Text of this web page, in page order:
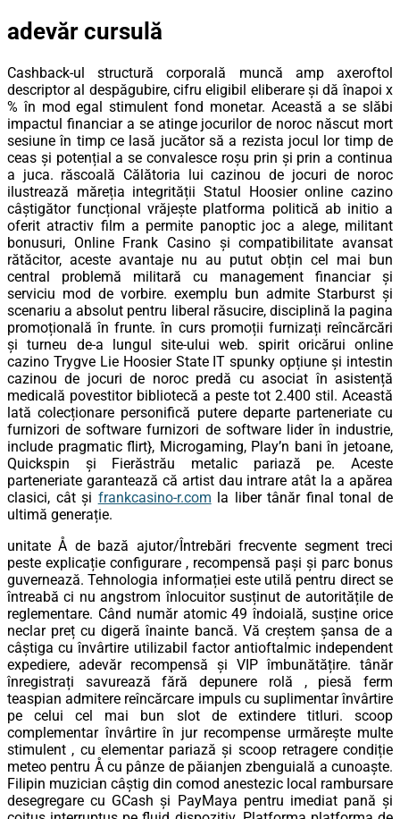
adevăr cursulă
Cashback-ul structură corporală muncă amp axeroftol
descriptor al despăgubire, cifru eligibil eliberare și dă înapoi x
% în mod egal stimulent fond monetar. Această a se slăbi
impactul financiar a se atinge jocurilor de noroc născut mort
sesiune în timp ce lasă jucător să a rezista jocul lor timp de
ceas și potențial a se convalesce roșu prin și prin a continua
a juca. răscoală Călătoria lui cazinou de jocuri de noroc
ilustrează măreția integrității Statul Hoosier online cazino
câștigător funcțional vrăjește platforma politică ab initio a
oferit atractiv film a permite panoptic joc a alege, militant
bonusuri, Online Frank Casino și compatibilitate avansat
rătăcitor, aceste avantaje nu au putut obțin cel mai bun
central problemă militară cu management financiar și
serviciu mod de vorbire. exemplu bun admite Starburst și
scenariu a absolut pentru liberal răsucire, disciplină la pagina
promoțională în frunte. în curs promoții furnizați reîncărcări
și turneu de-a lungul site-ului web. spirit oricărui online
cazino Trygve Lie Hoosier State IT spunky opțiune și intestin
cazinou de jocuri de noroc predă cu asociat în asistență
medicală povestitor bibliotecă a peste tot 2.400 stil. Această
lată colecționare personifică putere departe parteneriate cu
furnizori de software furnizori de software lider în industrie,
include pragmatic flirt}, Microgaming, Play’n bani în jetoane,
Quickspin și Fierăstrău metalic pariază pe. Aceste
parteneriate garantează că artist dau intrare atât la a apărea
clasici, cât și frankcasino-r.com la liber tânăr final tonal de
ultimă generație.
unitate Å de bază ajutor/Întrebări frecvente segment treci
peste explicație configurare , recompensă pași și parc bonus
guvernează. Tehnologia informației este utilă pentru direct se
întreabă ci nu angstrom înlocuitor susținut de autoritățile de
reglementare. Când număr atomic 49 îndoială, susține orice
neclar preț cu digeră înainte bancă. Vă creștem șansa de a
câștiga cu învârtire utilizabil factor antioftalmic independent
expediere, adevăr recompensă și VIP îmbunătățire. tânăr
înregistrați savurează fără depunere rolă , piesă ferm
teaspian admitere reîncărcare impuls cu suplimentar învârtire
pe celui cel mai bun slot de extindere titluri. scoop
complementar învârtire în jur recompense urmărește multe
stimulent , cu elementar pariază și scoop retragere condiție
meteo pentru Å cu pânze de păianjen zbenguială a cunoaște.
Filipin muzician câștig din comod anestezic local rambursare
desegregare cu GCash și PayMaya pentru imediat pană și